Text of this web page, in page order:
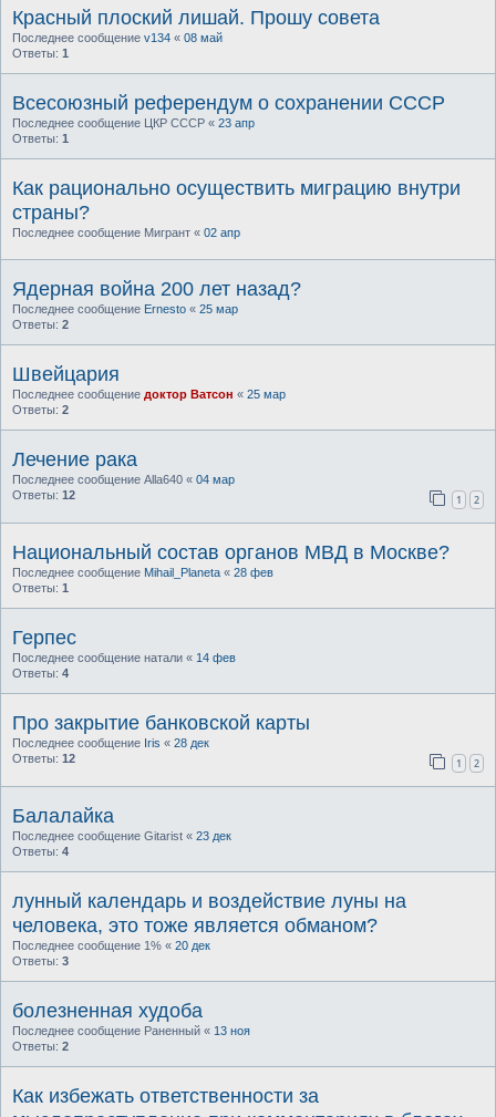
Красный плоский лишай. Прошу совета
Последнее сообщение v134 « 08 май
Ответы: 1
Всесоюзный референдум о сохранении СССР
Последнее сообщение ЦКР СССР « 23 апр
Ответы: 1
Как рационально осуществить миграцию внутри
страны?
Последнее сообщение Мигрант « 02 апр
Ядерная война 200 лет назад?
Последнее сообщение Ernesto « 25 мар
Ответы: 2
Швейцария
Последнее сообщение доктор Ватсон « 25 мар
Ответы: 2
Лечение рака
Последнее сообщение Alla640 « 04 мар
Ответы: 12 1 2
Национальный состав органов МВД в Москве?
Последнее сообщение Mihail_Planeta « 28 фев
Ответы: 1
Герпес
Последнее сообщение натали « 14 фев
Ответы: 4
Про закрытие банковской карты
Последнее сообщение Iris « 28 дек
Ответы: 12 1 2
Балалайка
Последнее сообщение Gitarist « 23 дек
Ответы: 4
лунный календарь и воздействие луны на
человека, это тоже является обманом?
Последнее сообщение 1% « 20 дек
Ответы: 3
болезненная худоба
Последнее сообщение Раненный « 13 ноя
Ответы: 2
Как избежать ответственности за